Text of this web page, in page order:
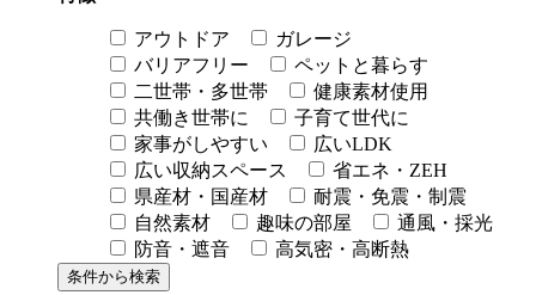
アウトドア
ガレージ
バリアフリー
ペットと暮らす
二世帯・多世帯
健康素材使用
共働き世帯に
子育て世代に
家事がしやすい
広いLDK
広い収納スペース
省エネ・ZEH
県産材・国産材
耐震・免震・制震
自然素材
趣味の部屋
通風・採光
防音・遮音
高気密・高断熱